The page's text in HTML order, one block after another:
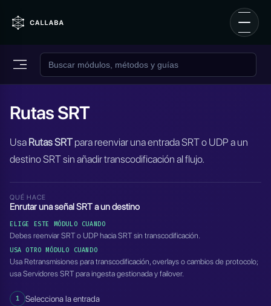
Rutas SRT
Usa Rutas SRT para reenviar una entrada SRT o UDP a un
destino SRT sin añadir transcodificación al flujo.
QUÉ HACE
Enrutar una señal SRT a un destino
ELIGE ESTE MÓDULO CUANDO
Debes reenviar SRT o UDP hacia SRT sin transcodificación.
USA OTRO MÓDULO CUANDO
Usa Retransmisiones para transcodificación, overlays o cambios de protocolo;
usa Servidores SRT para ingesta gestionada y failover.
1 Selecciona la entrada